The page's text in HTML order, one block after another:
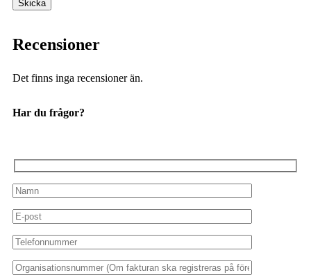
Recensioner
Det finns inga recensioner än.
Har du frågor?